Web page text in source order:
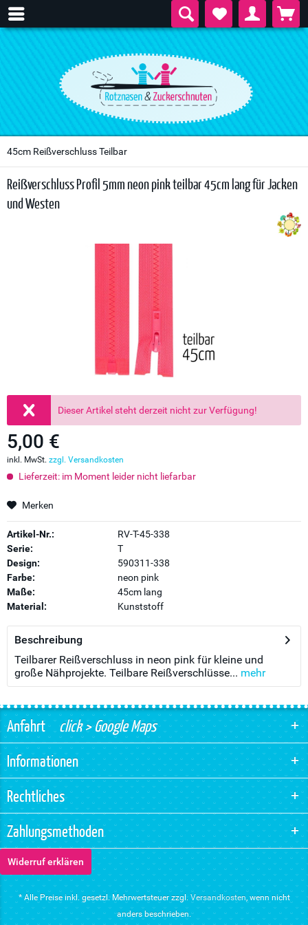
45cm Reißverschluss Teilbar
Reißverschluss Profil 5mm neon pink teilbar 45cm lang für Jacken
und Westen
Dieser Artikel steht derzeit nicht zur Verfügung!
5,00 €
inkl. MwSt. zzgl. Versandkosten
Lieferzeit: im Moment leider nicht liefarbar
Merken
Artikel-Nr.:
RV-T-45-338
Serie:
T
Design:
590311-338
Farbe:
neon pink
Maße:
45cm lang
Material:
Kunststoff
Beschreibung
Teilbarer Reißverschluss in neon pink für kleine und
große Nähprojekte. Teilbare Reißverschlüsse... mehr
Anfahrtclick > Google Maps
Informationen
Rechtliches
Zahlungsmethoden
Widerruf erklären
* Alle Preise inkl. gesetzl. Mehrwertsteuer zzgl. Versandkosten, wenn nicht
anders beschrieben.